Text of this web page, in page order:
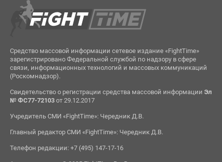
Средство массовой информации сетевое издание «FightTime»
зарегистрировано Федеральной службой по надзору в сфере
связи, информационных технологий и массовых коммуникаций
(Роскомнадзор).
Свидетельство о регистрации средства массовой информации Эл
№ ФС77-72103от 29.12.2017
Учредитель СМИ «FightTime»: Чередник Д.В.
Главный редактор СМИ «FightTime»: Чередник Д.В.
Телефон редакции: +7 (495) 147-17-16